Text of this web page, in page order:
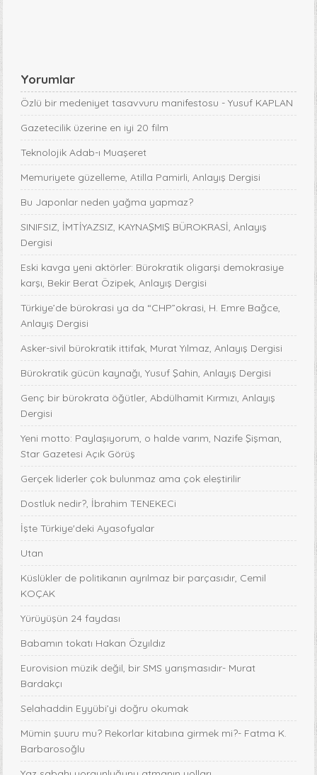
Yorumlar
Özlü bir medeniyet tasavvuru manifestosu - Yusuf KAPLAN
Gazetecilik üzerine en iyi 20 film
Teknolojik Adab-ı Muaşeret
Memuriyete güzelleme, Atilla Pamirli, Anlayış Dergisi
Bu Japonlar neden yağma yapmaz?
SINIFSIZ, İMTİYAZSIZ, KAYNAŞMIŞ BÜROKRASİ, Anlayış
Dergisi
Eski kavga yeni aktörler: Bürokratik oligarşi demokrasiye
karşı, Bekir Berat Özipek, Anlayış Dergisi
Türkiye’de bürokrasi ya da “CHP”okrasi, H. Emre Bağce,
Anlayış Dergisi
Asker-sivil bürokratik ittifak, Murat Yılmaz, Anlayış Dergisi
Bürokratik gücün kaynağı, Yusuf Şahin, Anlayış Dergisi
Genç bir bürokrata öğütler, Abdülhamit Kırmızı, Anlayış
Dergisi
Yeni motto: Paylaşıyorum, o halde varım, Nazife Şişman,
Star Gazetesi Açık Görüş
Gerçek liderler çok bulunmaz ama çok eleştirilir
Dostluk nedir?, İbrahim TENEKECi
İşte Türkiye'deki Ayasofyalar
Utan
Küslükler de politikanın ayrılmaz bir parçasıdır, Cemil
KOÇAK
Yürüyüşün 24 faydası
Babamın tokatı Hakan Özyıldız
Eurovision müzik değil, bir SMS yarışmasıdır- Murat
Bardakçı
Selahaddin Eyyübi’yi doğru okumak
Mümin şuuru mu? Rekorlar kitabına girmek mi?- Fatma K.
Barbarosoğlu